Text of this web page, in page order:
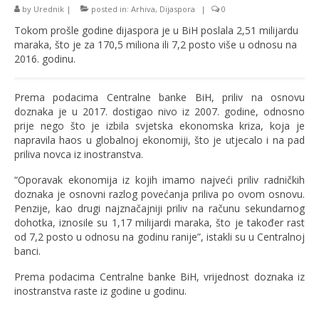
by Urednik | posted in: Arhiva, Dijaspora | 0
Tokom prošle godine dijaspora je u BiH poslala 2,51 milijardu
maraka, što je za 170,5 miliona ili 7,2 posto više u odnosu na
2016. godinu.
Prema podacima Centralne banke BiH, priliv na osnovu
doznaka je u 2017. dostigao nivo iz 2007. godine, odnosno
prije nego što je izbila svjetska ekonomska kriza, koja je
napravila haos u globalnoj ekonomiji, što je utjecalo i na pad
priliva novca iz inostranstva.
“Oporavak ekonomija iz kojih imamo najveći priliv radničkih
doznaka je osnovni razlog povećanja priliva po ovom osnovu.
Penzije, kao drugi najznačajniji priliv na računu sekundarnog
dohotka, iznosile su 1,17 milijardi maraka, što je također rast
od 7,2 posto u odnosu na godinu ranije”, istakli su u Centralnoj
banci.
Prema podacima Centralne banke BiH, vrijednost doznaka iz
inostranstva raste iz godine u godinu.